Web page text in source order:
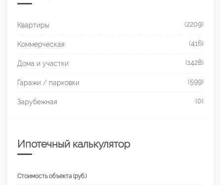
Квартиры (2209)
Коммерческая (416)
Дома и участки (1428)
Гаражи / парковки (599)
Зарубежная (0)
Ипотечный калькулятор
Стоимость объекта (руб.)